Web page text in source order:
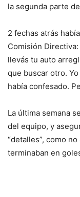
la segunda parte
2 fechas atrás
Comisión
llevás tu auto
que buscar otro.
había confesado.
La última semana
del equipo, y
“detalles”, como
terminaban en